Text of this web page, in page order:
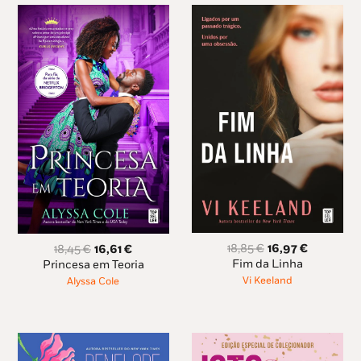
18,45€ O
preço
original
16,61€O
preço
Princesa em Teoria
Alyssa Cole
18,85€ O
preço
original
16,97€O
Fim da Linha
Vi Keeland